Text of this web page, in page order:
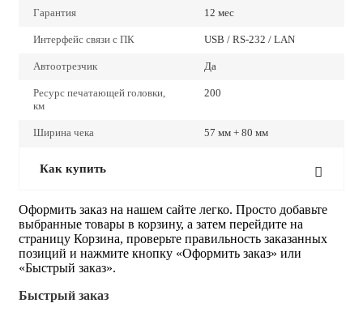
Гарантия 12 мес
Интерфейс связи с ПК USB / RS-232 / LAN
Автоотрезчик Да
Ресурс печатающей головки,
км
200
Ширина чека 57 мм + 80 мм
Как купить
Оформить заказ на нашем сайте легко. Просто добавьте
выбранные товары в корзину, а затем перейдите на
страницу Корзина, проверьте правильность заказанных
позиций и нажмите кнопку «Оформить заказ» или
«Быстрый заказ».
Быстрый заказ